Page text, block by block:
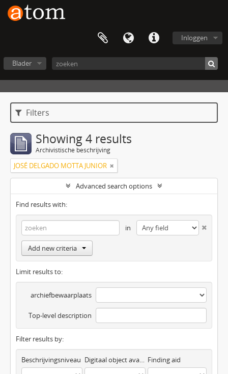
Inloggen
Blader
Filters
Showing 4 results
Archivistische beschrijving
JOSÉ DELGADO MOTTA JUNIOR
Advanced search options
Find results with:
in
Add new criteria
Limit results to:
archiefbewaarplaats
Top-level description
Filter results by:
Beschrijvingsniveau Digitaal object available Finding aid